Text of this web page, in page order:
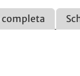
completa